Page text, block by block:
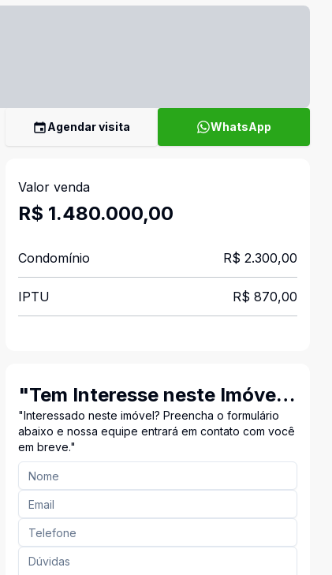
Agendar visita WhatsApp
Valor venda
R$ 1.480.000,00
Condomínio R$ 2.300,00
IPTU R$ 870,00
"Tem Interesse neste Imóvel?
Entre em Contato Conosco!"
"Interessado neste imóvel? Preencha o formulário
abaixo e nossa equipe entrará em contato com você
em breve."